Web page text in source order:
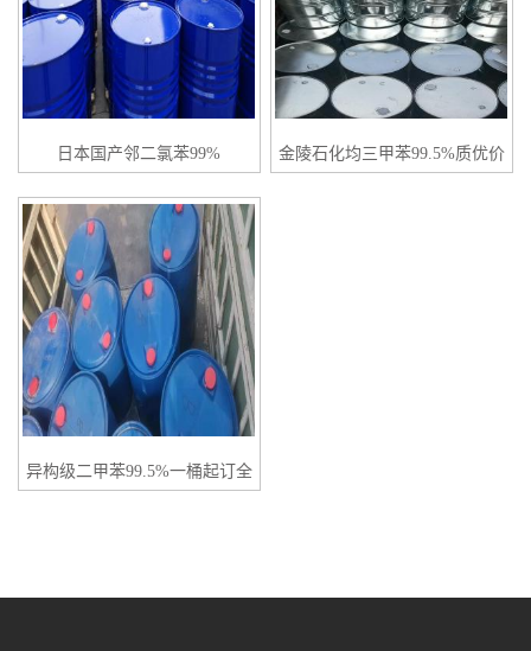
日本国产邻二氯苯99%
金陵石化均三甲苯99.5%质优价
异构级二甲苯99.5%一桶起订全